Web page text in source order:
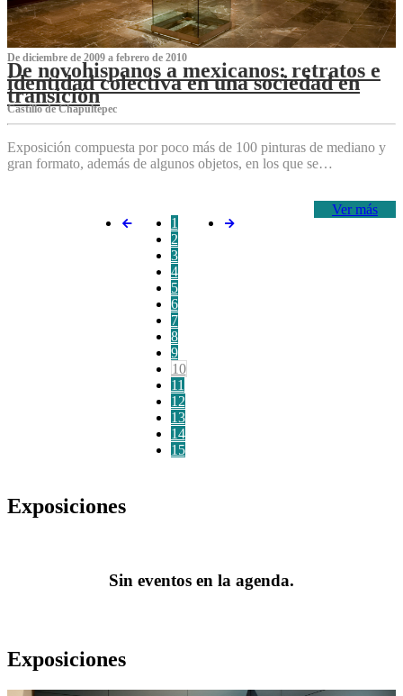
De diciembre de 2009 a febrero de 2010
De novohispanos a mexicanos: retratos e
identidad colectiva en una sociedad en
transición
Castillo de Chapultepec
Exposición compuesta por poco más de 100 pinturas de mediano y
gran formato, además de algunos objetos, en los que se…
Ver más
1
2
3
4
5
6
7
8
9
10
11
12
13
14
15
Exposiciones
Sin eventos en la agenda.
Exposiciones